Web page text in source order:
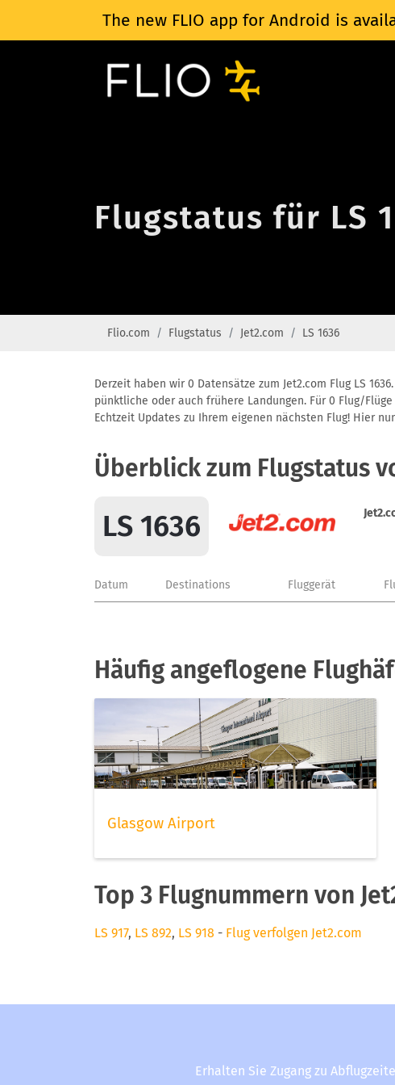
The new FLIO app for Android is
Flugstatus für LS
Flio.com Flugstatus Jet2.com LS 1636
Derzeit haben wir 0 Datensätze zum Jet2.com Flug LS
pünktliche oder auch frühere Landungen. Für 0 Flug/
Echtzeit Updates zu Ihrem eigenen nächsten Flug! Hier
Überblick zum Flugstatus
LS 1636
Datum Destinations Fluggerät
Häufig angeflogene
Glasgow Airport
Top 3 Flugnummern von
LS 917, LS 892, LS 918 - Flug verfolgen Jet2.com
Erhalten Sie Zugang zu